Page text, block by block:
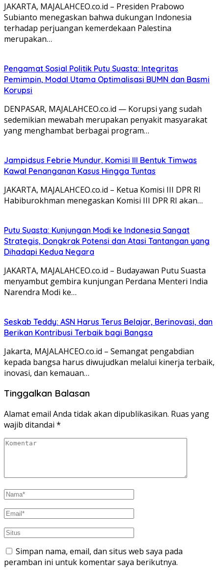
JAKARTA, MAJALAHCEO.co.id – Presiden Prabowo
Subianto menegaskan bahwa dukungan Indonesia
terhadap perjuangan kemerdekaan Palestina
merupakan…
Pengamat Sosial Politik Putu Suasta: Integritas
Pemimpin, Modal Utama Optimalisasi BUMN dan Basmi
Korupsi
DENPASAR, MAJALAHCEO.co.id — Korupsi yang sudah
sedemikian mewabah merupakan penyakit masyarakat
yang menghambat berbagai program…
Jampidsus Febrie Mundur, Komisi III Bentuk Timwas
Kawal Penanganan Kasus Hingga Tuntas
JAKARTA, MAJALAHCEO.co.id – Ketua Komisi III DPR RI
Habiburokhman menegaskan Komisi III DPR RI akan…
Putu Suasta: Kunjungan Modi ke Indonesia Sangat
Strategis, Dongkrak Potensi dan Atasi Tantangan yang
Dihadapi Kedua Negara
JAKARTA, MAJALAHCEO.co.id – Budayawan Putu Suasta
menyambut gembira kunjungan Perdana Menteri India
Narendra Modi ke…
Seskab Teddy: ASN Harus Terus Belajar, Berinovasi, dan
Berikan Kontribusi Terbaik bagi Bangsa
Jakarta, MAJALAHCEO.co.id – Semangat pengabdian
kepada bangsa harus diwujudkan melalui kinerja terbaik,
inovasi, dan kemauan…
Tinggalkan Balasan
Alamat email Anda tidak akan dipublikasikan. Ruas yang
wajib ditandai *
Simpan nama, email, dan situs web saya pada
peramban ini untuk komentar saya berikutnya.